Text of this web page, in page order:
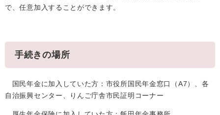
で、任意加入することができます。
手続きの場所
国民年金に加入していた方：市役所国民年金窓口（A7）、各
自治振興センター、りんご庁舎市民証明コーナー